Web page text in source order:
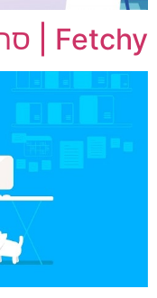
Fetchy | סרטון תדמית